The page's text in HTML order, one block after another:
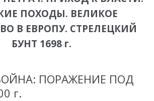
ПОХОДЫ. ВЕЛИКОЕ
В ЕВРОПУ. СТРЕЛЕЦКИЙ
БУНТ 1698 г.
ПОРАЖЕНИЕ ПОД
г.